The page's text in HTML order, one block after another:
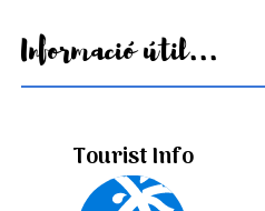
Informació útil...
Tourist Info